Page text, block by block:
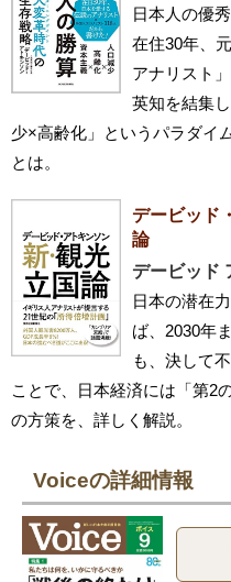
日本人の優
在住30年、
アナリスト
英知を結集
少×高齢化」というパラダイ
とは。
デービッド
論
デービッド
日本の潜在
ば、2030年
も、決して
ことで、日本経済には「第2
の方策を、詳しく解説。
Voiceの詳細情報